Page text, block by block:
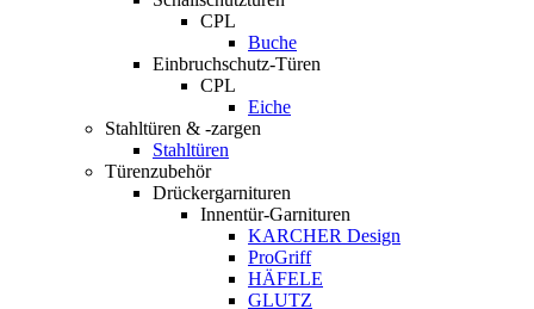
CPL
Buche
Einbruchschutz-Türen
CPL
Eiche
Stahltüren & -zargen
Stahltüren
Türenzubehör
Drückergarnituren
Innentür-Garnituren
KARCHER Design
ProGriff
HÄFELE
GLUTZ